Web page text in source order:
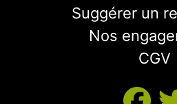
Suggérer un
Nos
CGV